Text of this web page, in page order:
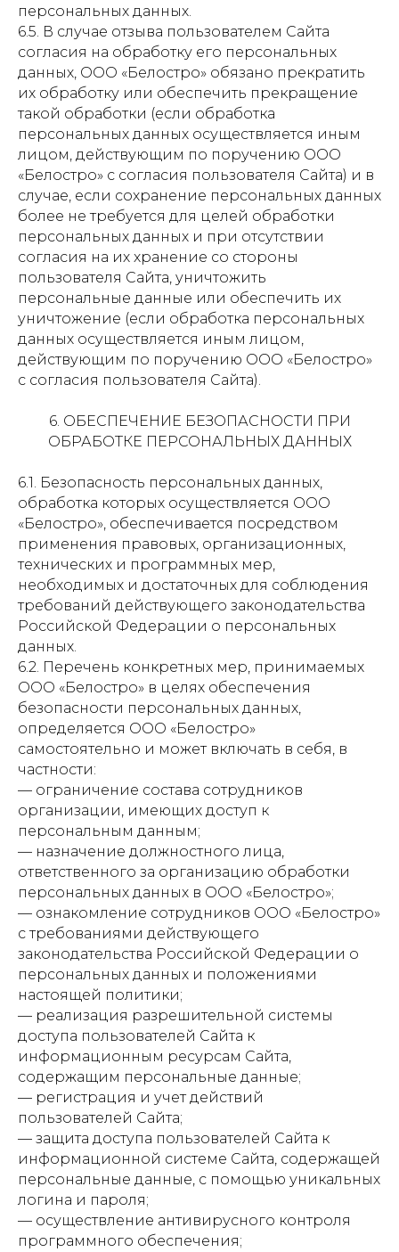
персональных данных.
6.5. В случае отзыва пользователем Сайта
согласия на обработку его персональных
данных, ООО «Белостро» обязано прекратить
их обработку или обеспечить прекращение
такой обработки (если обработка
персональных данных осуществляется иным
лицом, действующим по поручению ООО
«Белостро» с согласия пользователя Сайта) и в
случае, если сохранение персональных данных
более не требуется для целей обработки
персональных данных и при отсутствии
согласия на их хранение со стороны
пользователя Сайта, уничтожить
персональные данные или обеспечить их
уничтожение (если обработка персональных
данных осуществляется иным лицом,
действующим по поручению ООО «Белостро»
с согласия пользователя Сайта).
6. ОБЕСПЕЧЕНИЕ БЕЗОПАСНОСТИ ПРИ
ОБРАБОТКЕ ПЕРСОНАЛЬНЫХ ДАННЫХ
6.1. Безопасность персональных данных,
обработка которых осуществляется ООО
«Белостро», обеспечивается посредством
применения правовых, организационных,
технических и программных мер,
необходимых и достаточных для соблюдения
требований действующего законодательства
Российской Федерации о персональных
данных.
6.2. Перечень конкретных мер, принимаемых
ООО «Белостро» в целях обеспечения
безопасности персональных данных,
определяется ООО «Белостро»
самостоятельно и может включать в себя, в
частности:
— ограничение состава сотрудников
организации, имеющих доступ к
персональным данным;
— назначение должностного лица,
ответственного за организацию обработки
персональных данных в ООО «Белостро»;
— ознакомление сотрудников ООО «Белостро»
с требованиями действующего
законодательства Российской Федерации о
персональных данных и положениями
настоящей политики;
— реализация разрешительной системы
доступа пользователей Сайта к
информационным ресурсам Сайта,
содержащим персональные данные;
— регистрация и учет действий
пользователей Сайта;
— защита доступа пользователей Сайта к
информационной системе Сайта, содержащей
персональные данные, с помощью уникальных
логина и пароля;
— осуществление антивирусного контроля
программного обеспечения;